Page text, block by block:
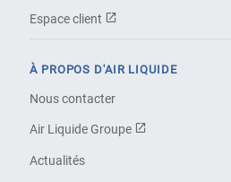
Espace client
À PROPOS D'AIR LIQUIDE
Nous contacter
Air Liquide Groupe
Actualités